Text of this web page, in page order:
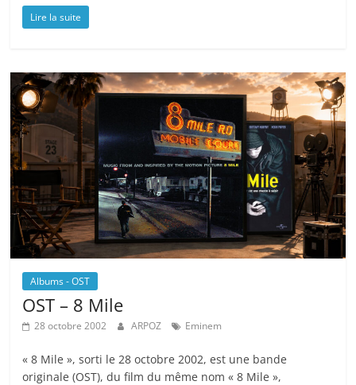
Lire la suite
Albums - OST
OST – 8 Mile
28 octobre 2002 ARPOZ Eminem
« 8 Mile », sorti le 28 octobre 2002, est une bande
originale (OST), du film du même nom « 8 Mile »,